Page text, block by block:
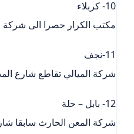
10- كربلاء
مكتب الكرار حصرا الى شركة
11-نجف
شركة الميالي تقاطع شارع
12- بابل – حلة
شركة المعن الحارث سابقا